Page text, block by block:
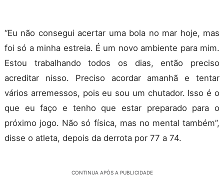
“Eu não consegui acertar uma bola no mar hoje, mas
foi só a minha estreia. É um novo ambiente para mim.
Estou trabalhando todos os dias, então preciso
acreditar nisso. Preciso acordar amanhã e tentar
vários arremessos, pois eu sou um chutador. Isso é o
que eu faço e tenho que estar preparado para o
próximo jogo. Não só física, mas no mental também”,
disse o atleta, depois da derrota por 77 a 74.
CONTINUA APÓS A PUBLICIDADE